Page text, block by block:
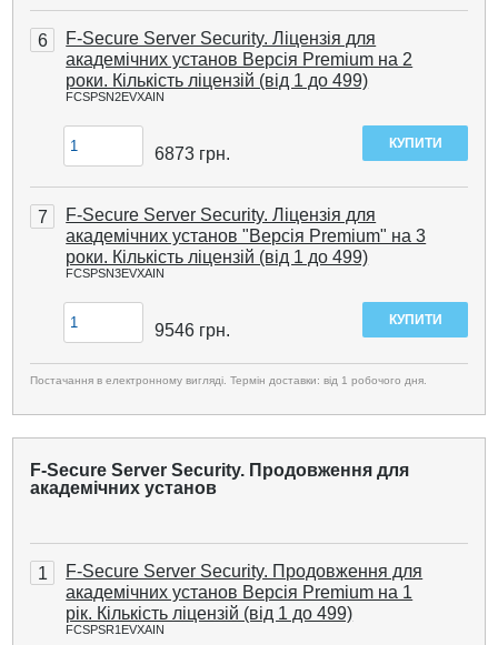
6
F-Secure Server Security. Ліцензія для
академічних установ Версія Premium на 2
роки. Кількість ліцензій (від 1 до 499)
FCSPSN2EVXAIN
6873 грн.
7
F-Secure Server Security. Ліцензія для
академічних установ "Версія Premium" на 3
роки. Кількість ліцензій (від 1 до 499)
FCSPSN3EVXAIN
9546 грн.
Постачання в електронному вигляді. Термін доставки: від 1 робочого дня.
F-Secure Server Security. Продовження для
академічних установ
1
F-Secure Server Security. Продовження для
академічних установ Версія Premium на 1
рік. Кількість ліцензій (від 1 до 499)
FCSPSR1EVXAIN